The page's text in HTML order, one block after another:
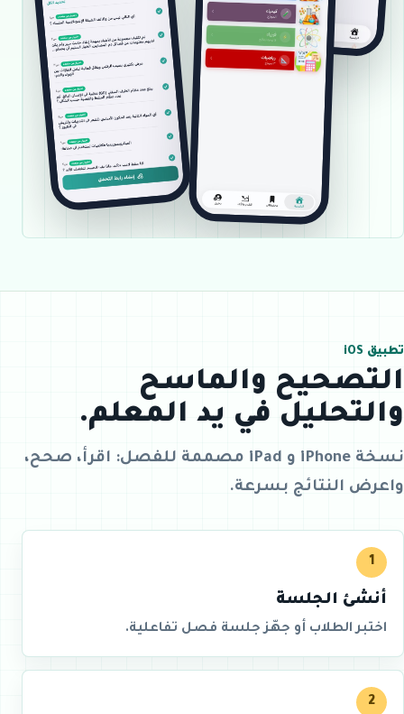
تطبيق iOS
التصحيح والماسح
والتحليل في يد المعلم.
نسخة iPhone و iPad مصممة للفصل: اقرأ، صحح،
واعرض النتائج بسرعة.
1
أنشئ الجلسة
اختبر الطلاب أو جهّز جلسة فصل تفاعلية.
2